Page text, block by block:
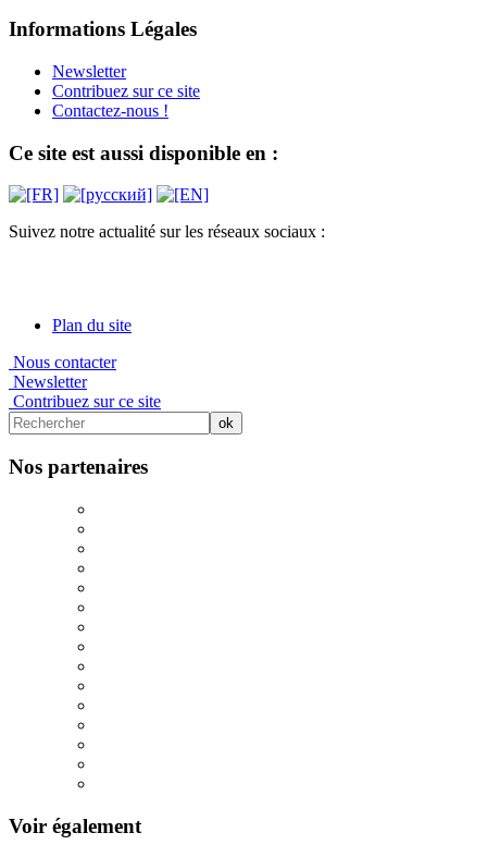
Informations Légales
Newsletter
Contribuez sur ce site
Contactez-nous !
Ce site est aussi disponible en :
Suivez notre actualité sur les réseaux sociaux :
Plan du site
Nous contacter
Newsletter
Contribuez sur ce site
Nos partenaires
Voir également